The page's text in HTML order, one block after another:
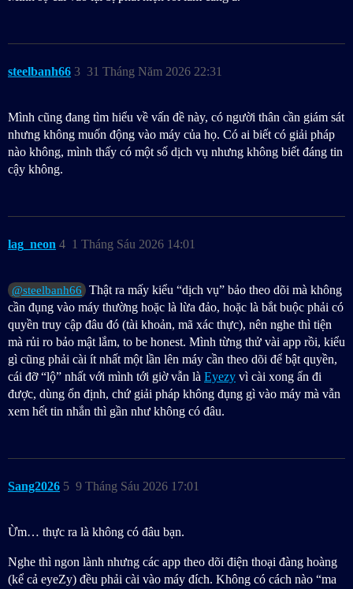
steelbanh66 31 Tháng Năm 2026 22:31
3
Mình cũng đang tìm hiểu về vấn đề này, có người thân cần giám sát
nhưng không muốn động vào máy của họ. Có ai biết có giải pháp
nào không, mình thấy có một số dịch vụ nhưng không biết đáng tin
cậy không.
lag_neon 1 Tháng Sáu 2026 14:01
4
@steelbanh66
Thật ra mấy kiểu “dịch vụ” bảo theo dõi mà không
cần đụng vào máy thường hoặc là lừa đảo, hoặc là bắt buộc phải có
quyền truy cập đâu đó (tài khoản, mã xác thực), nên nghe thì tiện
mà rủi ro bảo mật lắm, to be honest. Mình từng thử vài app rồi, kiểu
gì cũng phải cài ít nhất một lần lên máy cần theo dõi để bật quyền,
cái đỡ “lộ” nhất với mình tới giờ vẫn là Eyezy vì cài xong ẩn đi
được, dùng ổn định, chứ giải pháp không đụng gì vào máy mà vẫn
xem hết tin nhắn thì gần như không có đâu.
Sang2026 9 Tháng Sáu 2026 17:01
5
Ừm… thực ra là không có đâu bạn.
Nghe thì ngon lành nhưng các app theo dõi điện thoại đàng hoàng
(kể cả eyeZy) đều phải cài vào máy đích. Không có cách nào “ma